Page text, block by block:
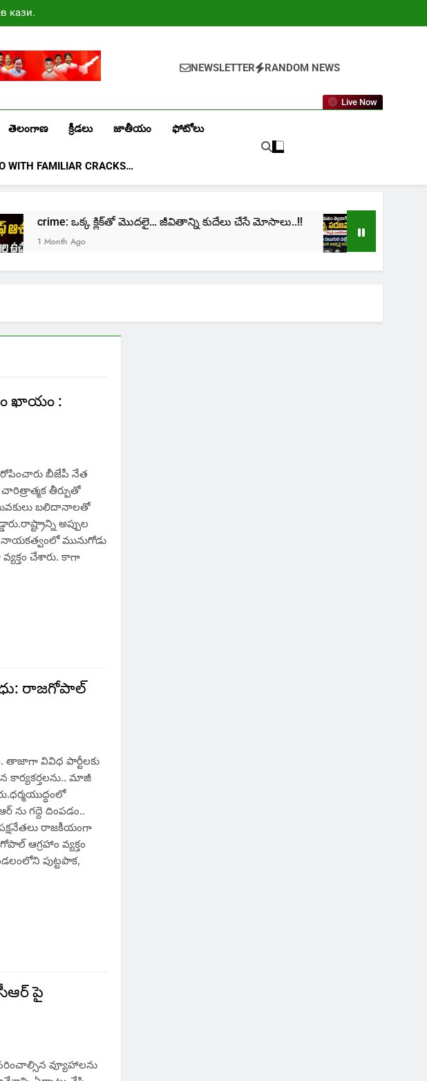
казино
NEWSLETTER RANDOM NEWS
Live Now
తెలంగాణ క్రీడలు జాతీయం ఫోటోలు
WITH FAMILIAR CRACKS…
ఒక్క క్లిక్‌తో మొదలై… జీవితాన్ని కుదేలు చేసే మోసాలు..!!
Ago
cinima: “నా జీవితం
1 Month Ago
ఖాయం :
బీజేపీ నేత
తీర్పుతో
బలిదానాలతో
అప్పుల
మునుగోడు
చేశారు. కాగా
రాజగోపాల్
తాజాగా వివిధ పార్టీలకు
మాజీ
ను గద్దె దింపడం..
రాజకీయంగా
ఆగ్రహాం వ్యక్తం
పుట్టపాక,
పై
వ్యూహాలను